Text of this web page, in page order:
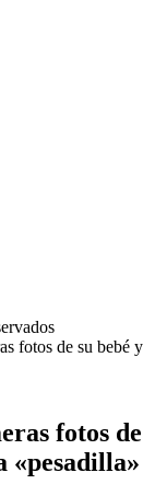
fotos de su bebé y
fotos de
«pesadilla»